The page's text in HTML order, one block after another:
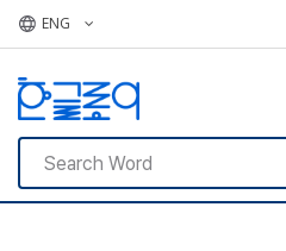
ENG